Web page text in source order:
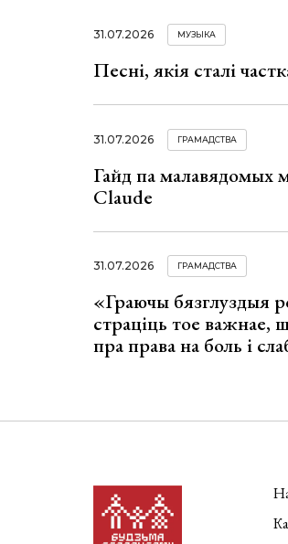
31.07.2026 МУЗЫКА
Песні, якія сталі
31.07.2026 ГРАМАДСТВА
Гайд па малавядомых
Claude
31.07.2026 ГРАМАДСТВА
«Граючы бязглуздыя
страціць тое важнае,
пра права на боль і